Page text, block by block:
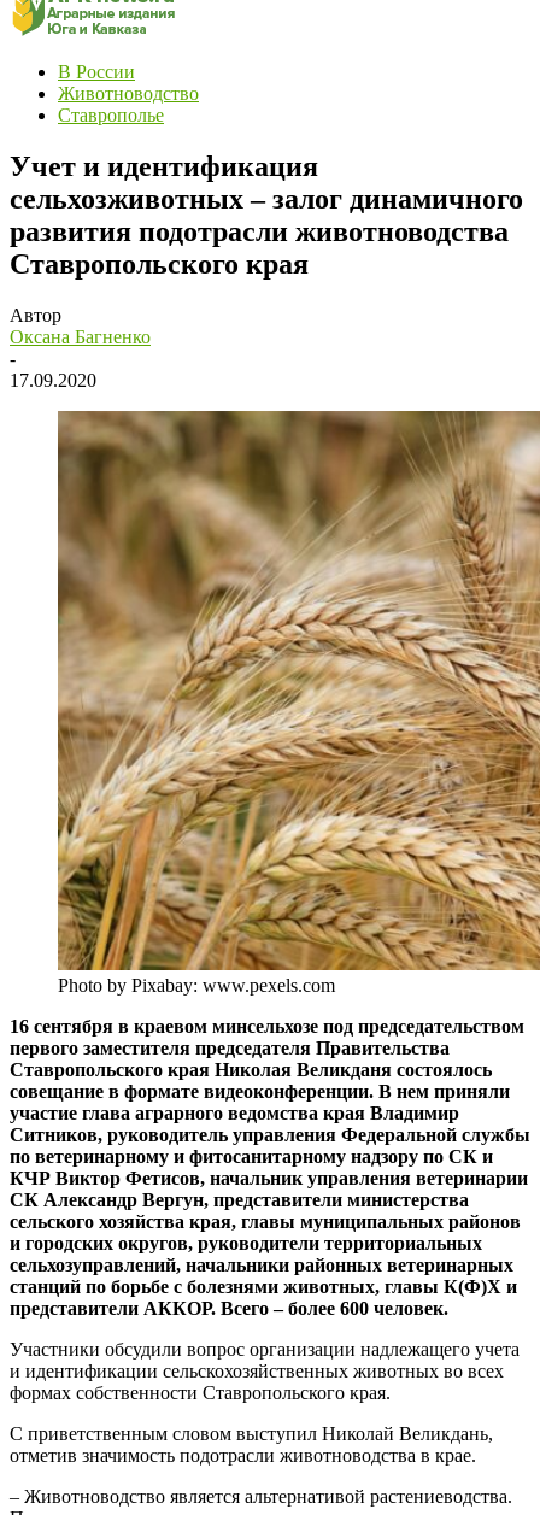
В России
Животноводство
Ставрополье
Учет и идентификация
сельхозживотных – залог динамичного
развития подотрасли животноводства
Ставропольского края
Автор
Оксана Багненко
-
17.09.2020
Photo by Pixabay: www.pexels.com
16 сентября в краевом минсельхозе под председательством
первого заместителя председателя Правительства
Ставропольского края Николая Великданя состоялось
совещание в формате видеоконференции. В нем приняли
участие глава аграрного ведомства края Владимир
Ситников, руководитель управления Федеральной службы
по ветеринарному и фитосанитарному надзору по СК и
КЧР Виктор Фетисов, начальник управления ветеринарии
СК Александр Вергун, представители министерства
сельского хозяйства края, главы муниципальных районов
и городских округов, руководители территориальных
сельхозуправлений, начальники районных ветеринарных
станций по борьбе с болезнями животных, главы К(Ф)Х и
представители АККОР. Всего – более 600 человек.
Участники обсудили вопрос организации надлежащего учета
и идентификации сельскохозяйственных животных во всех
формах собственности Ставропольского края.
С приветственным словом выступил Николай Великдань,
отметив значимость подотрасли животноводства в крае.
– Животноводство является альтернативой растениеводства.